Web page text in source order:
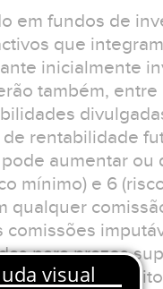
em fundos de
que
inicialmente
também,
rentabilidade
aumentar
mínimo) e 6
qualquer
comissões
para prazos
tivesse sido